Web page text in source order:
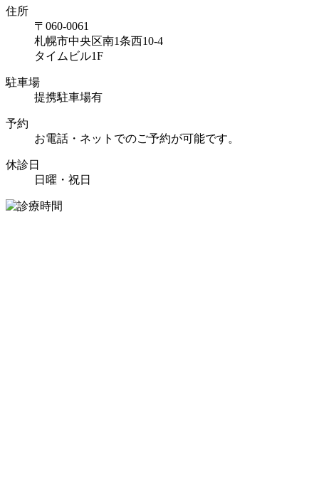
住所
〒060-0061
札幌市中央区南1条西10-4
タイムビル1F
駐車場
提携駐車場有
予約
お電話・ネットでのご予約が可能です。
休診日
日曜・祝日